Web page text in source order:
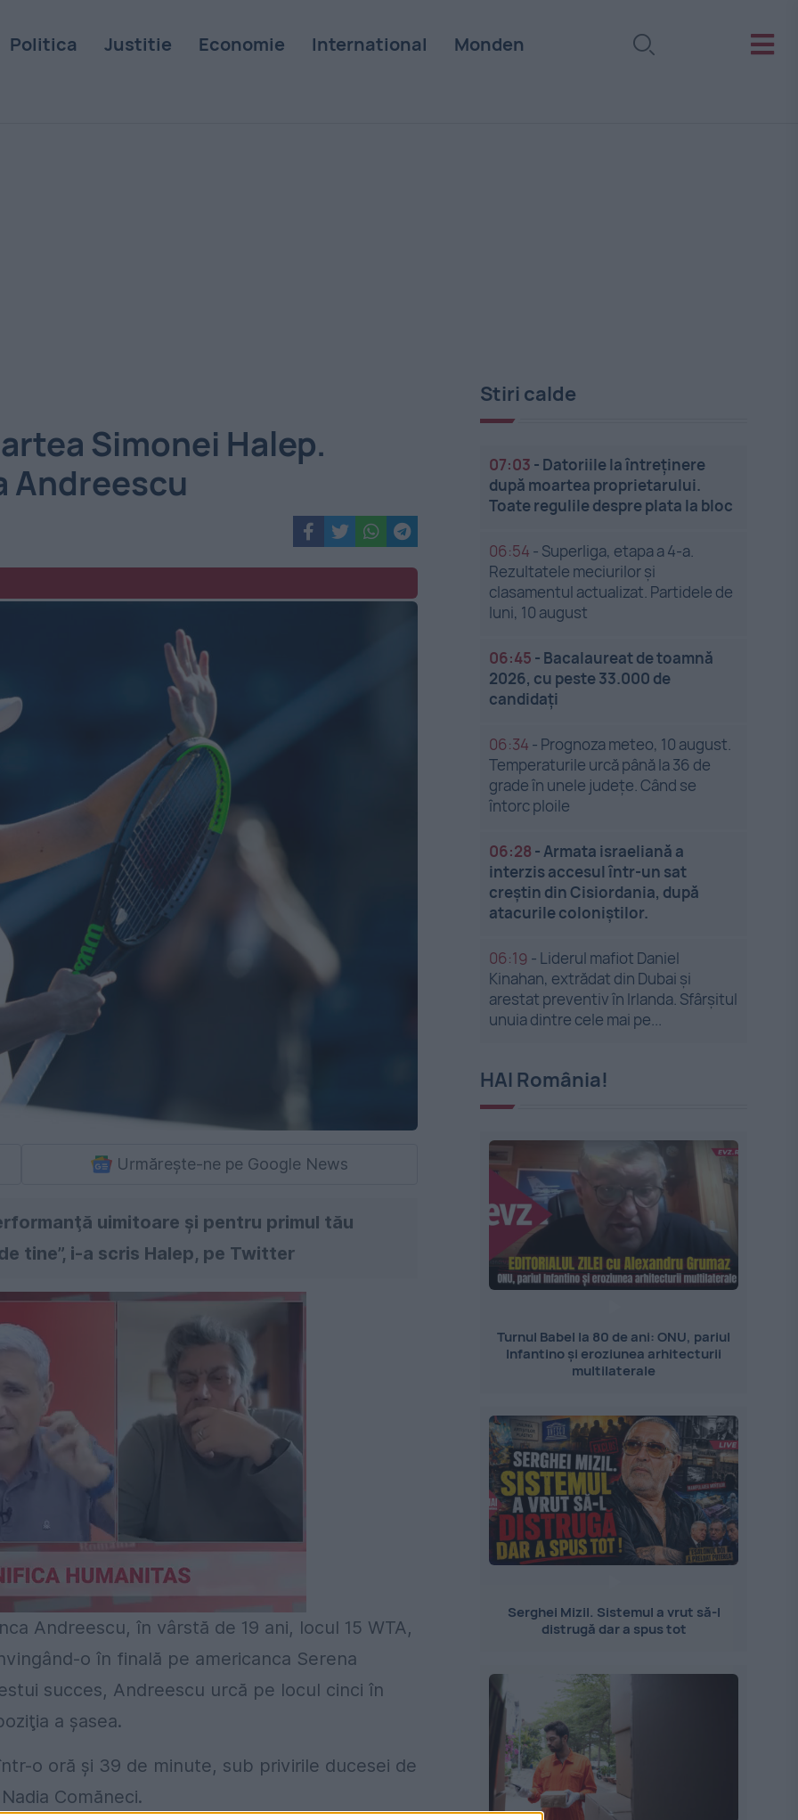
Politica Justitie Economie International Monden
Simonei Halep.
Andreescu
Urmărește-ne pe Google News
uimitoare şi pentru primul tău
tine”, i-a scris Halep, pe Twitter
Andreescu, în vârstă de 19 ani, locul 15 WTA,
o în finală pe americanca Serena
succes, Andreescu urcă pe locul cinci în
a şasea.
o oră şi 39 de minute, sub privirile ducesei de
Comăneci.
Stiri calde
07:03 - Datoriile la întreținere
după moartea proprietarului.
Toate regulile despre plata la bloc
06:54 - Superliga, etapa a 4-a.
Rezultatele meciurilor și
clasamentul actualizat. Partidele de
luni, 10 august
06:45 - Bacalaureat de toamnă
2026, cu peste 33.000 de
candidați
06:34 - Prognoza meteo, 10 august.
Temperaturile urcă până la 36 de
grade în unele județe. Când se
întorc ploile
06:28 -Armata israeliană a
interzis accesul într-un sat
creștin din Cisiordania, după
atacurile coloniștilor.
06:19 - Liderul mafiot Daniel
Kinahan, extrădat din Dubai și
arestat preventiv în Irlanda. Sfârșitul
unuia dintre cele mai pe...
HAI România!
Turnul Babel la 80 de ani: ONU, pariul
Infantino și eroziunea arhitecturii
multilaterale
Serghei Mizil. Sistemul a vrut să-l
distrugă dar a spus tot